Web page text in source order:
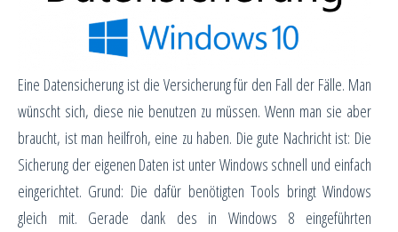
Eine Datensicherung ist die Versicherung für den Fall der Fälle. Man
wünscht sich, diese nie benutzen zu müssen. Wenn man sie aber
braucht, ist man heilfroh, eine zu haben. Die gute Nachricht ist: Die
Sicherung der eigenen Daten ist unter Windows schnell und einfach
eingerichtet. Grund: Die dafür benötigten Tools bringt Windows
gleich mit. Gerade dank des in Windows 8 eingeführten